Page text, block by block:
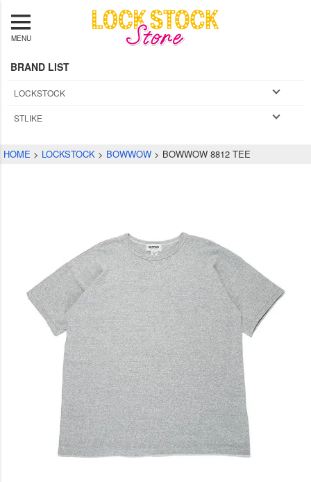
MENU
BRAND LIST
LOCKSTOCK
STLIKE
HOME LOCKSTOCK BOWWOW BOWWOW 8812 TEE